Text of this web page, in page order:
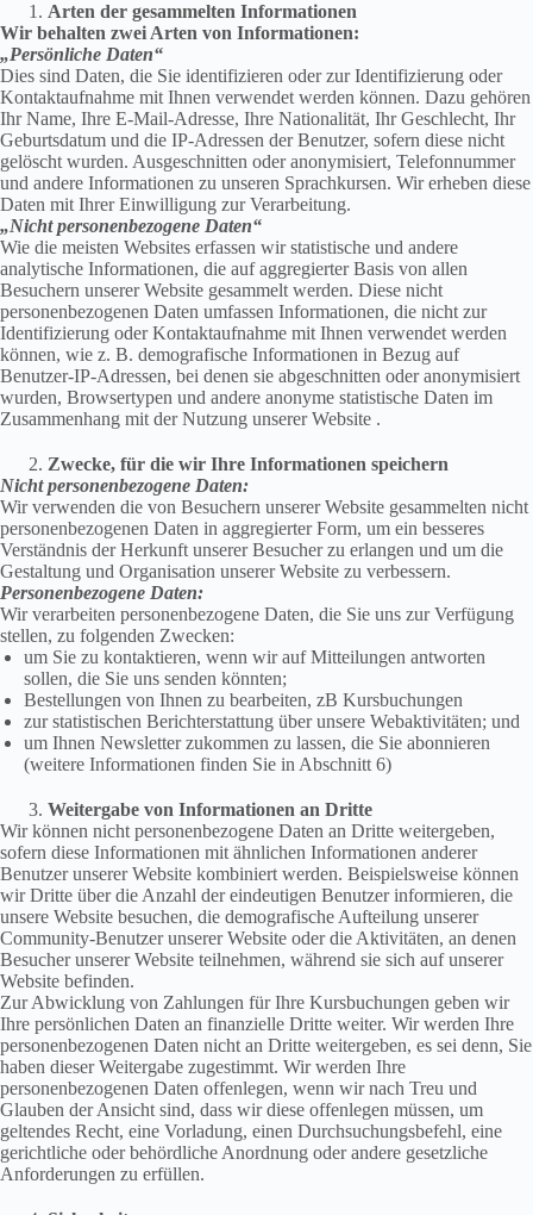
Arten der gesammelten Informationen
Wir behalten zwei Arten von Informationen:
„Persönliche Daten“
Dies sind Daten, die Sie identifizieren oder zur Identifizierung oder
Kontaktaufnahme mit Ihnen verwendet werden können. Dazu gehören
Ihr Name, Ihre E-Mail-Adresse, Ihre Nationalität, Ihr Geschlecht, Ihr
Geburtsdatum und die IP-Adressen der Benutzer, sofern diese nicht
gelöscht wurden. Ausgeschnitten oder anonymisiert, Telefonnummer
und andere Informationen zu unseren Sprachkursen. Wir erheben diese
Daten mit Ihrer Einwilligung zur Verarbeitung.
„Nicht personenbezogene Daten“
Wie die meisten Websites erfassen wir statistische und andere
analytische Informationen, die auf aggregierter Basis von allen
Besuchern unserer Website gesammelt werden. Diese nicht
personenbezogenen Daten umfassen Informationen, die nicht zur
Identifizierung oder Kontaktaufnahme mit Ihnen verwendet werden
können, wie z. B. demografische Informationen in Bezug auf
Benutzer-IP-Adressen, bei denen sie abgeschnitten oder anonymisiert
wurden, Browsertypen und andere anonyme statistische Daten im
Zusammenhang mit der Nutzung unserer Website .
Zwecke, für die wir Ihre Informationen speichern
Nicht personenbezogene Daten:
Wir verwenden die von Besuchern unserer Website gesammelten nicht
personenbezogenen Daten in aggregierter Form, um ein besseres
Verständnis der Herkunft unserer Besucher zu erlangen und um die
Gestaltung und Organisation unserer Website zu verbessern.
Personenbezogene Daten:
Wir verarbeiten personenbezogene Daten, die Sie uns zur Verfügung
stellen, zu folgenden Zwecken:
um Sie zu kontaktieren, wenn wir auf Mitteilungen antworten
sollen, die Sie uns senden könnten;
Bestellungen von Ihnen zu bearbeiten, zB Kursbuchungen
zur statistischen Berichterstattung über unsere Webaktivitäten; und
um Ihnen Newsletter zukommen zu lassen, die Sie abonnieren
(weitere Informationen finden Sie in Abschnitt 6)
Weitergabe von Informationen an Dritte
Wir können nicht personenbezogene Daten an Dritte weitergeben,
sofern diese Informationen mit ähnlichen Informationen anderer
Benutzer unserer Website kombiniert werden. Beispielsweise können
wir Dritte über die Anzahl der eindeutigen Benutzer informieren, die
unsere Website besuchen, die demografische Aufteilung unserer
Community-Benutzer unserer Website oder die Aktivitäten, an denen
Besucher unserer Website teilnehmen, während sie sich auf unserer
Website befinden.
Zur Abwicklung von Zahlungen für Ihre Kursbuchungen geben wir
Ihre persönlichen Daten an finanzielle Dritte weiter. Wir werden Ihre
personenbezogenen Daten nicht an Dritte weitergeben, es sei denn, Sie
haben dieser Weitergabe zugestimmt. Wir werden Ihre
personenbezogenen Daten offenlegen, wenn wir nach Treu und
Glauben der Ansicht sind, dass wir diese offenlegen müssen, um
geltendes Recht, eine Vorladung, einen Durchsuchungsbefehl, eine
gerichtliche oder behördliche Anordnung oder andere gesetzliche
Anforderungen zu erfüllen.